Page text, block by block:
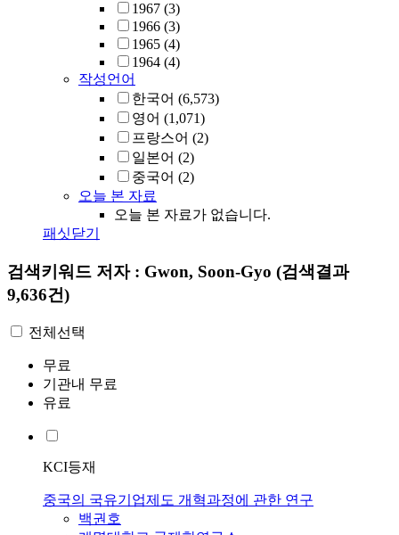
1967 (3)
1966 (3)
1965 (4)
1964 (4)
작성언어
한국어 (6,573)
영어 (1,071)
프랑스어 (2)
일본어 (2)
중국어 (2)
오늘 본 자료
오늘 본 자료가 없습니다.
패싯닫기
검색키워드 저자 : Gwon, Soon-Gyo (검색결과
9,636건)
전체선택
무료
기관내 무료
유료
KCI등재
중국의 국유기업제도 개혁과정에 관한 연구
백권호